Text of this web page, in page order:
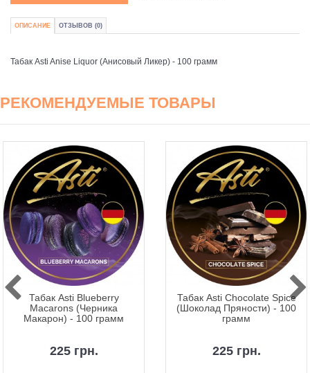
ОПИСАНИЕ ОТЗЫВОВ (0)
Табак Asti Anise Liquor (Анисовый Ликер) - 100 грамм
РЕКОМЕНДУЕМЫЕ ТОВАРЫ
Табак Asti Blueberry
Macarons (Черника
Макарон) - 100 грамм
225 грн.
Табак Asti Chocolate Spice
(Шоколад Пряности) - 100
грамм
225 грн.